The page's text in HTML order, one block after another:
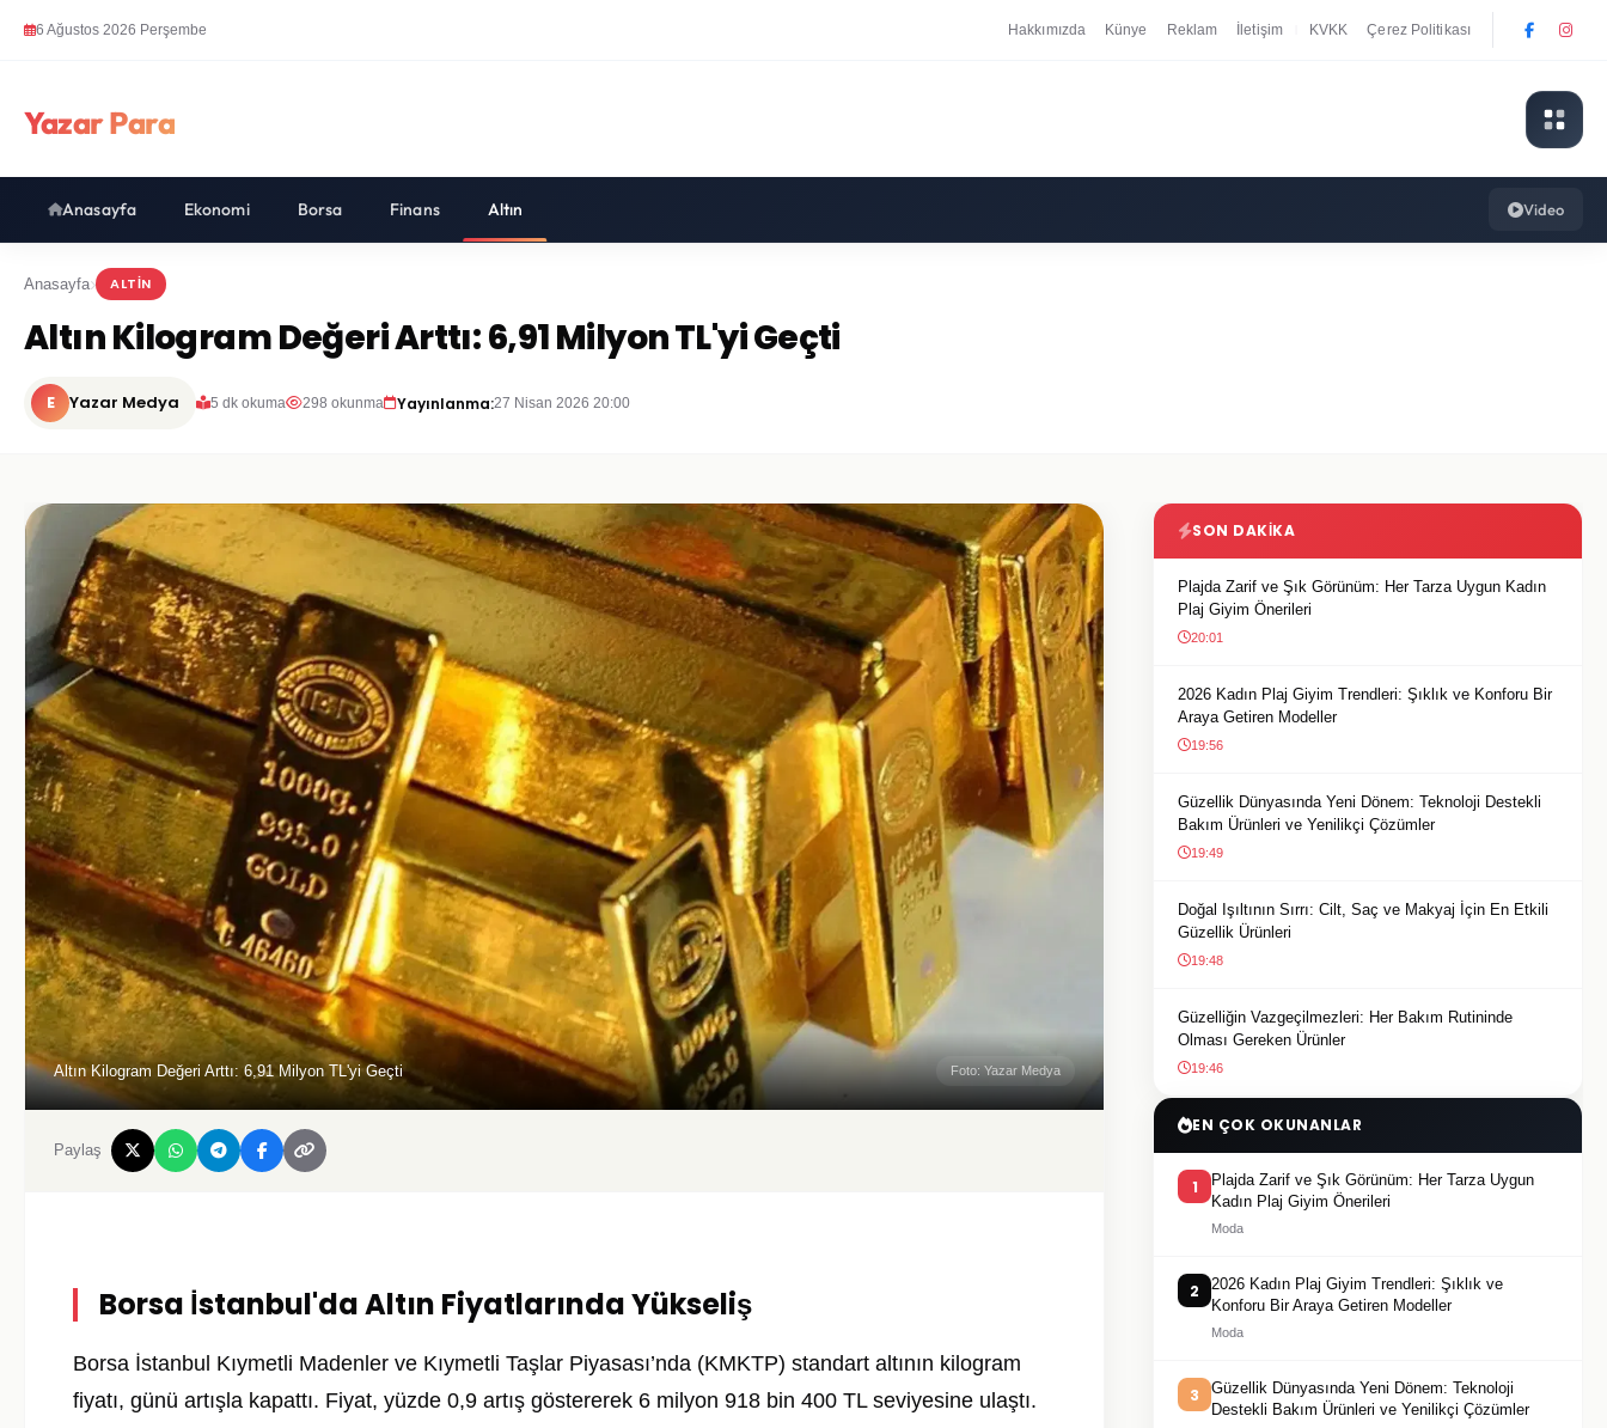
6 Ağustos 2026 Perşembe Hakkımızda Künye Reklam İletişim KVKK Çerez Politikası
Yazar Para
Anasayfa Ekonomi Borsa Finans Altın Video
Anasayfa ALTIN
Altın Kilogram Değeri Arttı: 6,91 Milyon TL'yi Geçti
E Yazar Medya 5 dk okuma 298 okunma Yayınlanma:27 Nisan 2026 20:00
Altın Kilogram Değeri Arttı: 6,91 Milyon TL'yi Geçti Foto: Yazar Medya
Paylaş
Borsa İstanbul'da Altın Fiyatlarında Yükseliş
Borsa İstanbul Kıymetli Madenler ve Kıymetli Taşlar Piyasası’nda (KMKTP) standart altının kilogram
fiyatı, günü artışla kapattı. Fiyat, yüzde 0,9 artış göstererek 6 milyon 918 bin 400 TL seviyesine ulaştı.
SON DAKIKA
Plajda Zarif ve Şık Görünüm: Her Tarza Uygun Kadın
Plaj Giyim Önerileri
20:01
2026 Kadın Plaj Giyim Trendleri: Şıklık ve Konforu Bir
Araya Getiren Modeller
19:56
Güzellik Dünyasında Yeni Dönem: Teknoloji Destekli
Bakım Ürünleri ve Yenilikçi Çözümler
19:49
Doğal Işıltının Sırrı: Cilt, Saç ve Makyaj İçin En Etkili
Güzellik Ürünleri
19:48
Güzelliğin Vazgeçilmezleri: Her Bakım Rutininde
Olması Gereken Ürünler
19:46
EN ÇOK OKUNANLAR
1
Plajda Zarif ve Şık Görünüm: Her Tarza Uygun
Kadın Plaj Giyim Önerileri
Moda
2
2026 Kadın Plaj Giyim Trendleri: Şıklık ve
Konforu Bir Araya Getiren Modeller
Moda
3
Güzellik Dünyasında Yeni Dönem: Teknoloji
Destekli Bakım Ürünleri ve Yenilikçi Çözümler